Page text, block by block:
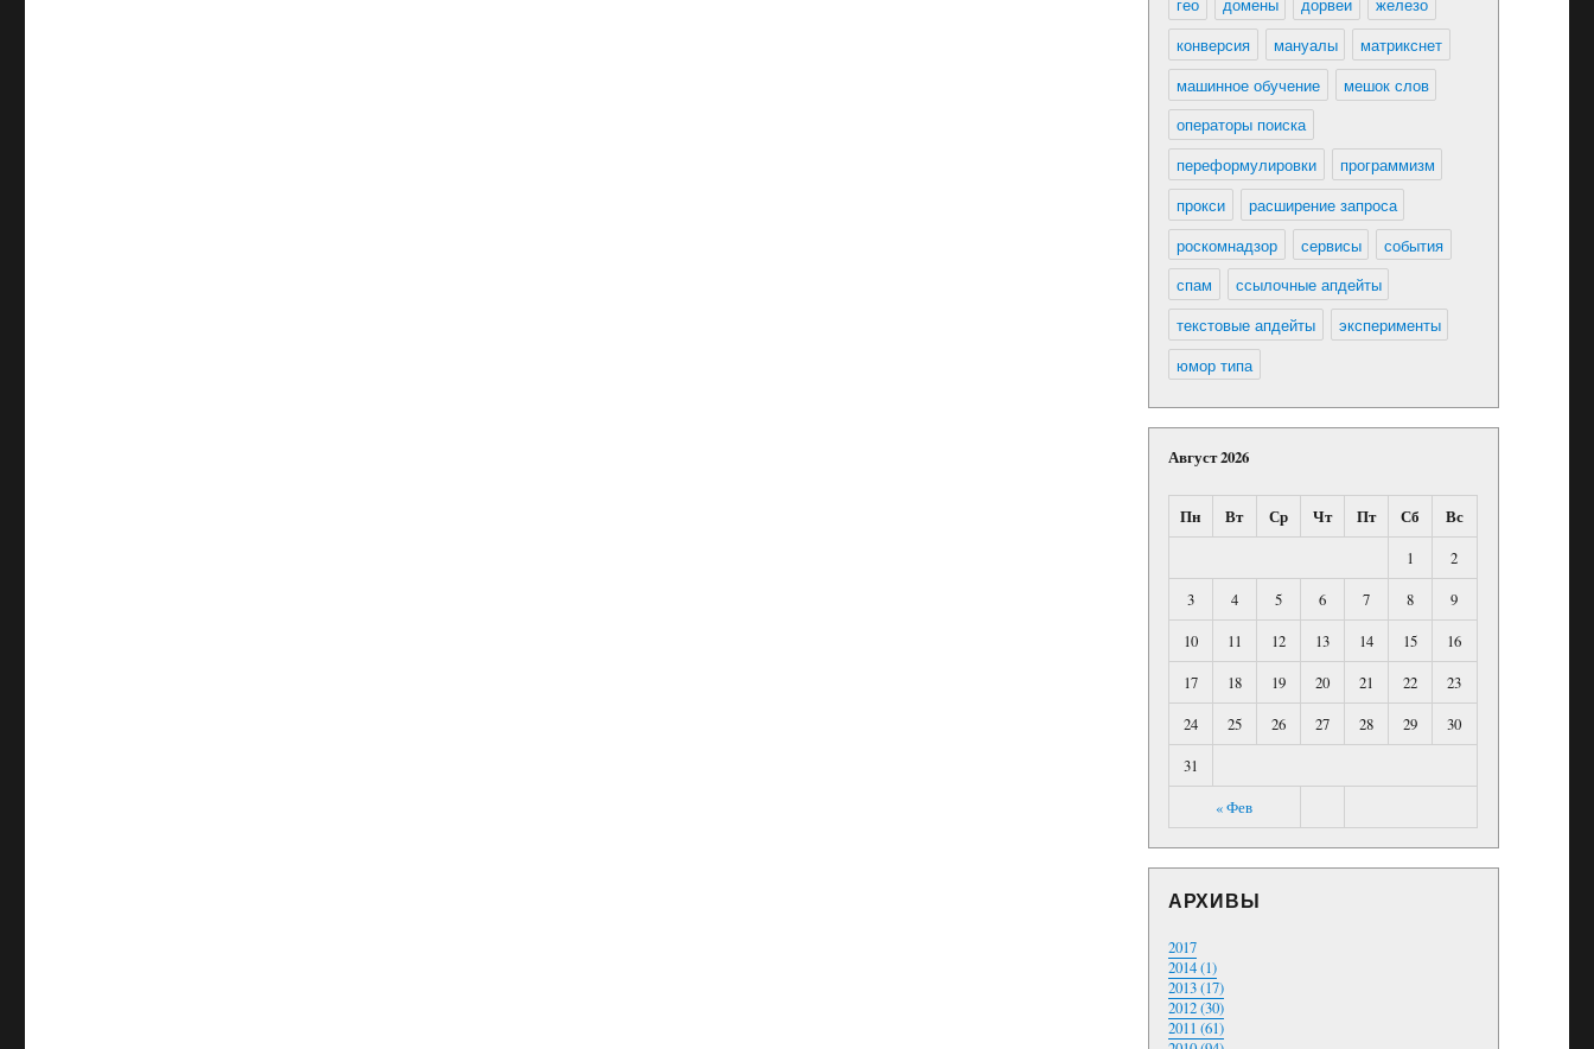
гео
домены дорвеи
железо
конверсия
мануалы
матрикснет
машинное обучение
мешок слов
операторы поиска
переформулировки
программизм
прокси
расширение запроса
роскомнадзор
сервисы
события
спам
ссылочные апдейты
текстовые апдейты
эксперименты
юмор типа
Август 2026
Пн Вт Ср Чт Пт Сб Вс
« Фев
1
2
3
4 5 6 7 8
9
10
11 12 13 14 15
16
17
18 19 20 21 22
23
24
25 26 27 28 29
30
31
АРХИВЫ
2017
2014 (1)
2013 (17)
2012 (30)
2011 (61)